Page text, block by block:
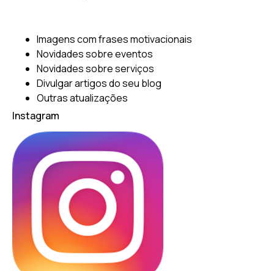
Imagens com frases motivacionais
Novidades sobre eventos
Novidades sobre serviços
Divulgar artigos do seu blog
Outras atualizações
Instagram